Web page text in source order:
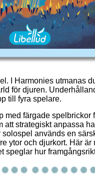
I Harmonies utmanas
för djuren.
till fyra spelare.
med färgade spelbrickor
att strategiskt anpassa
används en
ytor och djurkort. Här är
speglar hur